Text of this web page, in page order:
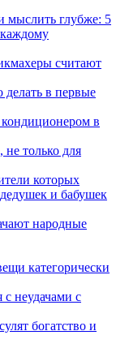
мыслить глубже: 5
каждому
считают
делать в первые
в
только для
которых
и бабушек
народные
категорически
неудачами с
богатство и